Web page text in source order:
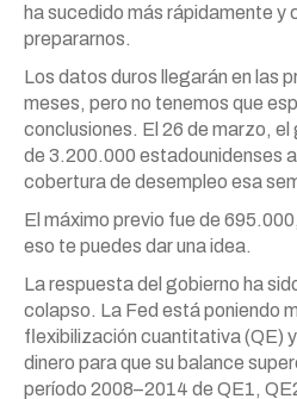
ha sucedido más rápidamente y
prepararnos.
Los datos duros llegarán en las
meses, pero no tenemos que
conclusiones. El 26 de marzo,
de 3.200.000 estadounidenses
cobertura de desempleo esa
El máximo previo fue de
eso te puedes dar una idea.
La respuesta del gobierno ha
colapso. La Fed está poniendo
flexibilización cuantitativa (QE)
dinero para que su balance
período 2008–2014 de QE1,